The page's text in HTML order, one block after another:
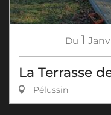
Du 1
La Terrasse
Pélussin